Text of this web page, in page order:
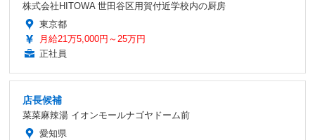
株式会社HITOWA 世田谷区用賀付近学校内の厨房
東京都
月給21万5,000円～25万円
正社員
店長候補
菜菜麻辣湯 イオンモールナゴヤドーム前
愛知県